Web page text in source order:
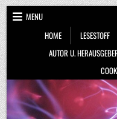
Skip
to
content
MENU
HOME
LESESTOFF
AUTOR U.